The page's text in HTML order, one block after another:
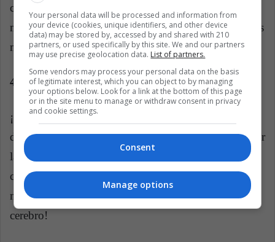
con tus emociones, el nivel de energía que obtiene
mientras realizas diferentes trabajos e incluso tus ciclos
menstruales, para las mujeres.
4. Conoce las enfermedades en tu historia familiar
¡Sí! Debes saber si alguien en tu familia tuvo cáncer,
diabetes o alguna otra enfermedad. Te ayudará a tomar
las precauciones necesarias y, por supuesto, a
completar tu historial médico para tu proveedor
médico. ¡Pero no permitas que el hecho afecte tu
cerebro!
Your personal data will be processed and information from
your device (cookies, unique identifiers, and other device
data) may be stored by, accessed by and shared with 210
partners, or used specifically by this site. We and our partners
may use precise geolocation data. List of partners.
Some vendors may process your personal data on the basis
of legitimate interest, which you can object to by managing
your options below. Look for a link at the bottom of this page
or in the site menu to manage or withdraw consent in privacy
and cookie settings.
Consent
Manage options